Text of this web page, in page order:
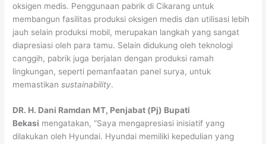
oksigen medis. Penggunaan pabrik di Cikarang untuk
membangun fasilitas produksi oksigen medis dan utilisasi lebih
jauh selain produksi mobil, merupakan langkah yang sangat
diapresiasi oleh para tamu. Selain didukung oleh teknologi
canggih, pabrik juga berjalan dengan produksi ramah
lingkungan, seperti pemanfaatan panel surya, untuk
memastikansustainability.
DR. H. Dani Ramdan MT, Penjabat (Pj) Bupati
Bekasi mengatakan, “Saya mengapresiasi inisiatif yang
dilakukan oleh Hyundai. Hyundai memiliki kepedulian yang